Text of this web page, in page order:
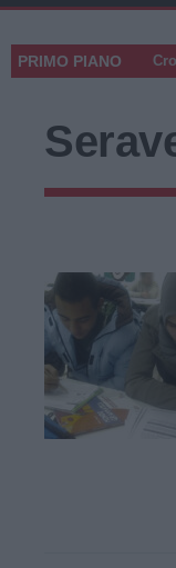
PRIMO PIANO